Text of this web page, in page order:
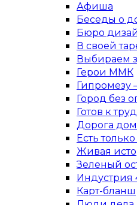
Афиша
Беседы о
Бюро
В своей
Выбираем
Герои ММК
Гипромезу
Город без
Готов к
Дорога
Есть
Живая
Зеленый
Индустрия
Карт-бланш